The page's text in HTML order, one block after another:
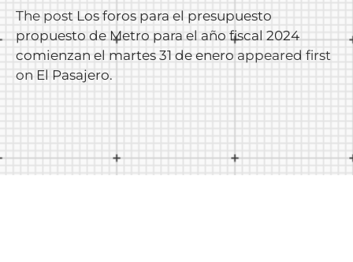
The post Los foros para el presupuesto
propuesto de Metro para el año fiscal 2024
comienzan el martes 31 de enero appeared first
on El Pasajero.